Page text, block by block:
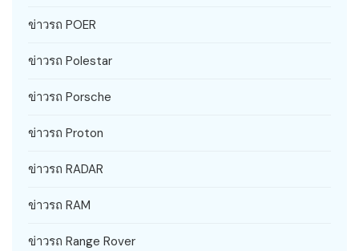
ข่าวรถ POER
ข่าวรถ Polestar
ข่าวรถ Porsche
ข่าวรถ Proton
ข่าวรถ RADAR
ข่าวรถ RAM
ข่าวรถ Range Rover